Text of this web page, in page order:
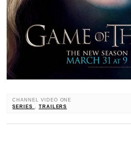
CHANNEL VIDEO ONE
SERIES , TRAILERS